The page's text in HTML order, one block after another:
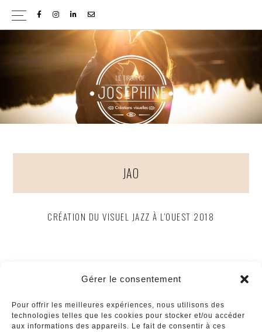
Gérer le consentement
Pour offrir les meilleures expériences, nous utilisons des
technologies telles que les cookies pour stocker et/ou accéder
aux informations des appareils. Le fait de consentir à ces
Passer
à
Passer
au
FACEBOOK
INSTAGRAM
LINKEDIN
EMAIL
JAO
CRÉATION DU VISUEL JAZZ À L’OUEST 2018
Copyright © 2026 Le Tiroir de Joséphine ·